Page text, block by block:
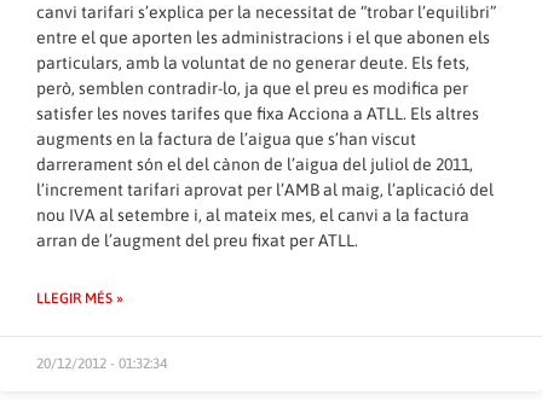
canvi tarifari s’explica per la necessitat de “trobar l’equilibri”
entre el que aporten les administracions i el que abonen els
particulars, amb la voluntat de no generar deute. Els fets,
però, semblen contradir-lo, ja que el preu es modifica per
satisfer les noves tarifes que fixa Acciona a ATLL. Els altres
augments en la factura de l’aigua que s’han viscut
darrerament són el del cànon de l’aigua del juliol de 2011,
l’increment tarifari aprovat per l’AMB al maig, l’aplicació del
nou IVA al setembre i, al mateix mes, el canvi a la factura
arran de l’augment del preu fixat per ATLL.
LLEGIR MÉS »
20/12/2012 - 01:32:34